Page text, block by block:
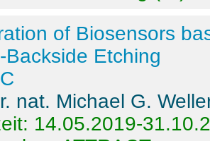
of Biosensors
Backside Etching
nat. Michael G.
14.05.2019-